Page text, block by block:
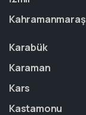
Kahramanmaraş
Karabük
Karaman
Kars
Kastamonu